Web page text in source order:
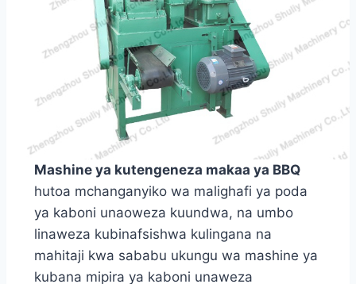
Mashine ya kutengeneza makaa ya BBQ
hutoa mchanganyiko wa malighafi ya poda
ya kaboni unaoweza kuundwa, na umbo
linaweza kubinafsishwa kulingana na
mahitaji kwa sababu ukungu wa mashine ya
kubana mipira ya kaboni unaweza